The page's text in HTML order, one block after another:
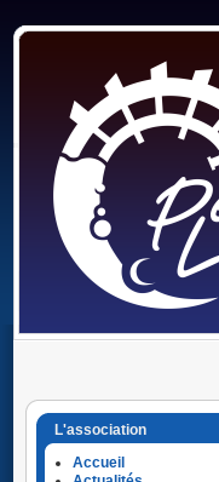
L'association
Accueil